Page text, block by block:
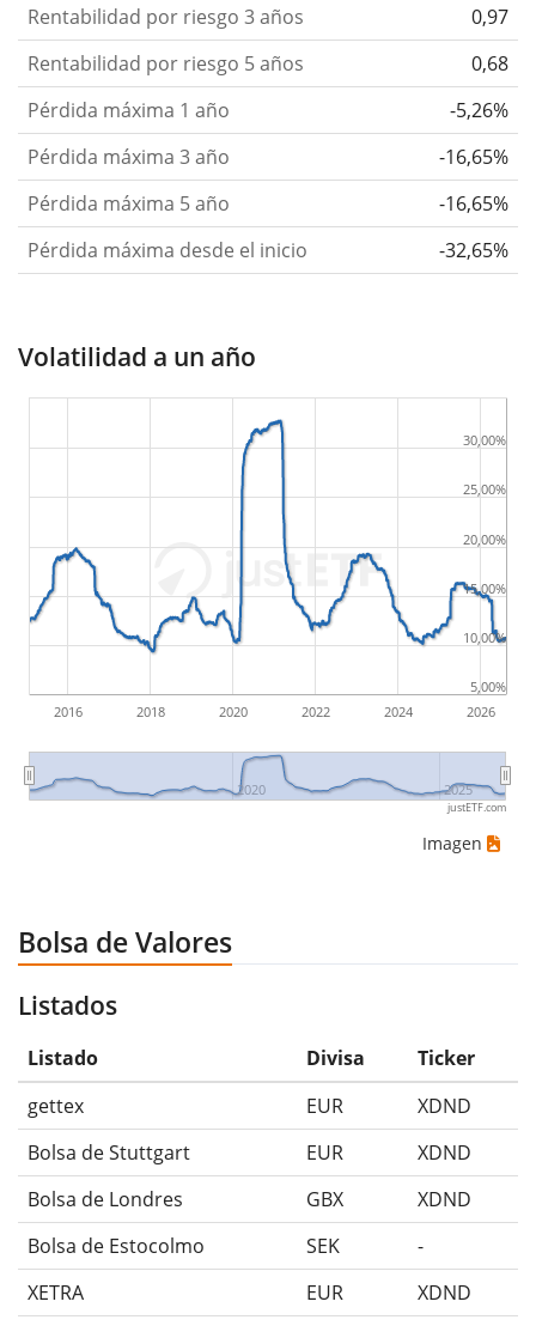
Rentabilidad por riesgo 3 años
0,97
Rentabilidad por riesgo 5 años
0,68
Pérdida máxima 1 año
-5,26%
Pérdida máxima 3 año
-16,65%
Pérdida máxima 5 año
-16,65%
Pérdida máxima desde el inicio
-32,65%
Volatilidad a un año
2016 2018 2020 2022 2024 2026
2020 2025
5,00%
10,00%
15,00%
20,00%
25,00%
30,00%
justETF.com
Imagen
Bolsa de Valores
Listados
Listado Divisa
Ticker
gettex
EUR
XDND
Bolsa de Stuttgart
EUR
XDND
Bolsa de Londres
GBX
XDND
Bolsa de Estocolmo
SEK
-
XETRA
EUR XDND